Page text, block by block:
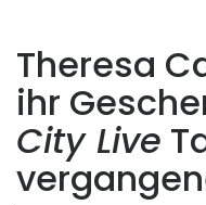
Theresa
ihr
City Live